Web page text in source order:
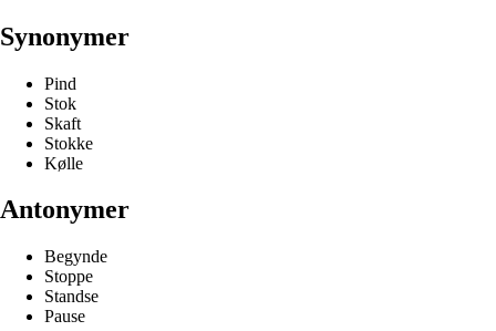
Synonymer
Pind
Stok
Skaft
Stokke
Kølle
Antonymer
Begynde
Stoppe
Standse
Pause